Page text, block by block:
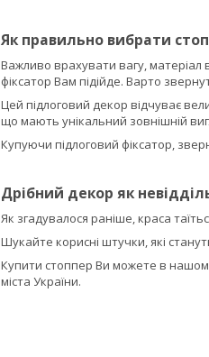
Як правильно вибрати
Важливо врахувати вагу, матеріал
фіксатор Вам підійде. Варто
Цей підлоговий декор відчуває
що мають унікальний зовнішній
Купуючи підлоговий фіксатор,
Дрібний декор як
Як згадувалося раніше, краса
Шукайте корисні штучки, які
Купити стоппер Ви можете в
міста України.